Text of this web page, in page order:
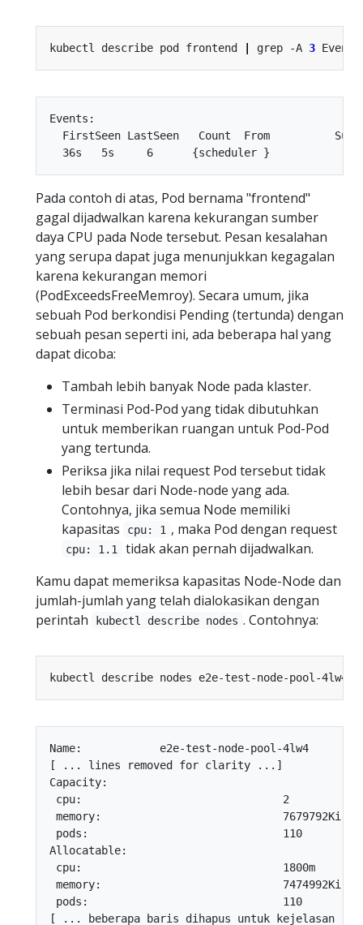
kubectl describe pod frontend | grep -A 3
Events:
FirstSeen LastSeen   Count  From
Pada contoh di atas, Pod bernama "frontend"
gagal dijadwalkan karena kekurangan sumber
daya CPU pada Node tersebut. Pesan kesalahan
yang serupa dapat juga menunjukkan kegagalan
karena kekurangan memori
(PodExceedsFreeMemroy). Secara umum, jika
sebuah Pod berkondisi Pending (tertunda) dengan
sebuah pesan seperti ini, ada beberapa hal yang
dapat dicoba:
Tambah lebih banyak Node pada klaster.
Terminasi Pod-Pod yang tidak dibutuhkan
untuk memberikan ruangan untuk Pod-Pod
yang tertunda.
Periksa jika nilai request Pod tersebut tidak
lebih besar dari Node-node yang ada.
Contohnya, jika semua Node memiliki
kapasitas
cpu: 1 , maka Pod dengan request
cpu: 1.1
tidak akan pernah dijadwalkan.
Kamu dapat memeriksa kapasitas Node-Node dan
jumlah-jumlah yang telah dialokasikan dengan
perintah
kubectl describe nodes . Contohnya:
Name:            e2e-test-node-pool-4lw4
[ ... lines removed for clarity ...]
Capacity:
cpu:                               2
memory:                            7679792Ki
pods:                              110
Allocatable:
cpu:                               1800m
memory:                            7474992Ki
pods:                              110
[ ... beberapa baris dihapus untuk kejelasan